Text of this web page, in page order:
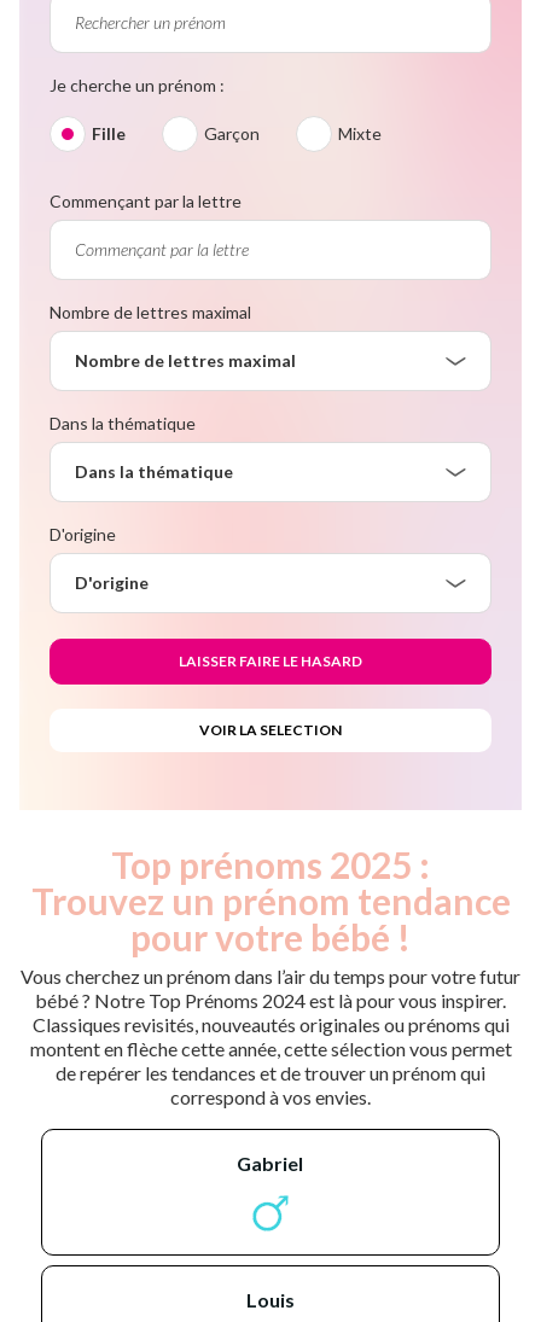
Je cherche un prénom :
Fille Garçon Mixte
Commençant par la lettre
Nombre de lettres maximal
Nombre de lettres maximal
Dans la thématique
Dans la thématique
D'origine
D'origine
Top prénoms 2025 :
Trouvez un prénom tendance
pour votre bébé !
Vous cherchez un prénom dans l’air du temps pour votre futur
bébé ? Notre Top Prénoms 2024 est là pour vous inspirer.
Classiques revisités, nouveautés originales ou prénoms qui
montent en flèche cette année, cette sélection vous permet
de repérer les tendances et de trouver un prénom qui
correspond à vos envies.
gabriel
louis